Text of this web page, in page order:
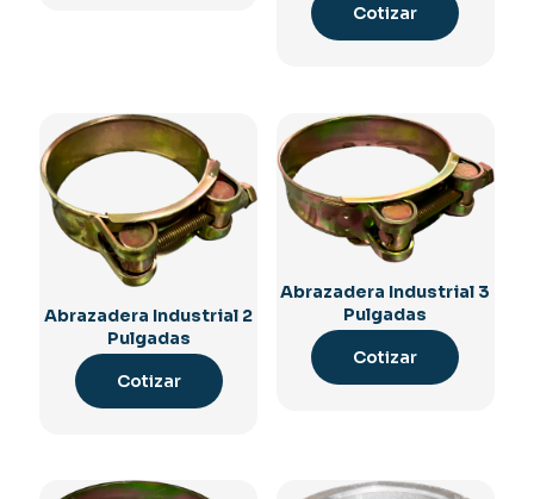
Cotizar
Abrazadera Industrial 2
Pulgadas
Cotizar
Abrazadera Industrial 3
Pulgadas
Cotizar